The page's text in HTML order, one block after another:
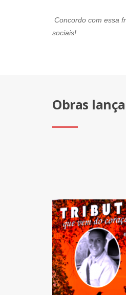
Concordo com essa
sociais!
Obras